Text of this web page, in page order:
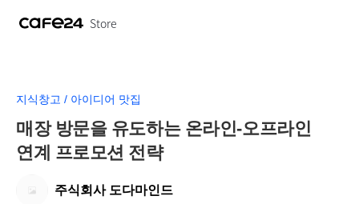
Store
지식창고 / 아이디어 맛집
매장 방문을 유도하는 온라인-오프라인
연계 프로모션 전략
주식회사 도다마인드